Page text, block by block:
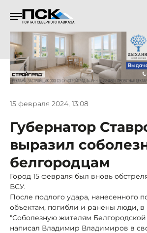
15 февраля 2024, 13:08
Губернатор
выразил
белгородцам
Город 15 февраля был вновь
ВСУ.
После подлого удара, нанесенного
объектам, погибли и ранены люди, в
"Соболезную жителям Белгородской
написал Владимир Владимиров в